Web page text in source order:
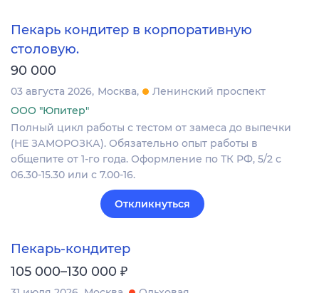
Пекарь кондитер в корпоративную
столовую.
90 000
03 августа 2026 Москва
Ленинский проспект
ООО "Юпитер"
Полный цикл работы с тестом от замеса до выпечки
(НЕ ЗАМОРОЗКА). Обязательно опыт работы в
общепите от 1-го года. Оформление по ТК РФ, 5/2 с
06.30-15.30 или с 7.00-16.
Откликнуться
Пекарь-кондитер
105 000–130 000 ₽